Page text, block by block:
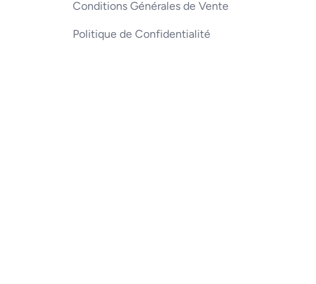
Conditions Générales de Vente
Politique de Confidentialité